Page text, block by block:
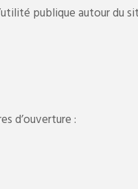
publique autour du
d’ouverture :